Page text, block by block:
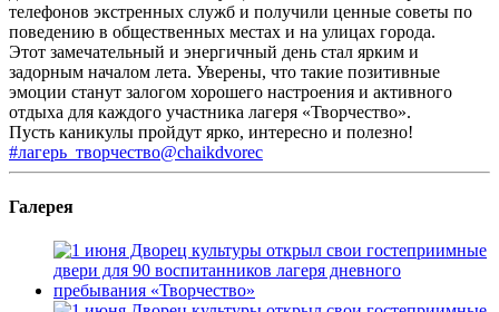
телефонов экстренных служб и получили ценные советы по
поведению в общественных местах и на улицах города.
Этот замечательный и энергичный день стал ярким и
задорным началом лета. Уверены, что такие позитивные
эмоции станут залогом хорошего настроения и активного
отдыха для каждого участника лагеря «Творчество».
Пусть каникулы пройдут ярко, интересно и полезно!
#лагерь_творчество@chaikdvorec
Галерея